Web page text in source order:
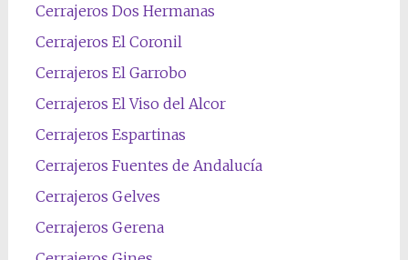
Cerrajeros Dos Hermanas
Cerrajeros El Coronil
Cerrajeros El Garrobo
Cerrajeros El Viso del Alcor
Cerrajeros Espartinas
Cerrajeros Fuentes de Andalucía
Cerrajeros Gelves
Cerrajeros Gerena